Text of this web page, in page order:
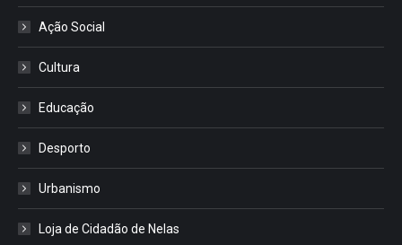
Ação Social
Cultura
Educação
Desporto
Urbanismo
Loja de Cidadão de Nelas